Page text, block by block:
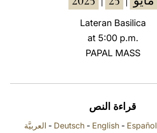
Lateran Basilica
at 5:00 p.m.
PAPAL MASS
قراءة النص
العربيَّة - Deutsch- English- Español